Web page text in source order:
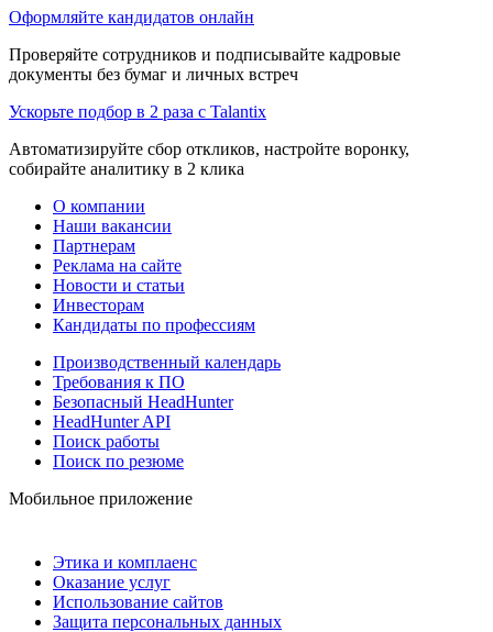
Оформляйте кандидатов онлайн
Проверяйте сотрудников и подписывайте кадровые
документы без бумаг и личных встреч
Ускорьте подбор в 2 раза с Talantix
Автоматизируйте сбор откликов, настройте воронку,
собирайте аналитику в 2 клика
О компании
Наши вакансии
Партнерам
Реклама на сайте
Новости и статьи
Инвесторам
Кандидаты по профессиям
Производственный календарь
Требования к ПО
Безопасный HeadHunter
HeadHunter API
Поиск работы
Поиск по резюме
Мобильное приложение
Этика и комплаенс
Оказание услуг
Использование сайтов
Защита персональных данных